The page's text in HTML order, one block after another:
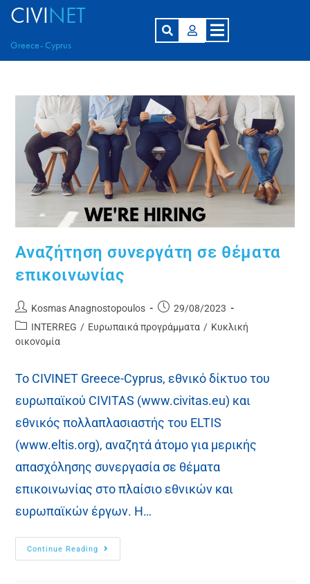
CIVINET
Greece- Cyprus
Αναζήτηση συνεργάτη σε θέματα
επικοινωνίας
Kosmas Anagnostopoulos
29/08/2023
INTERREG / Ευρωπαικά προγράμματα / Κυκλική
οικονομία
To CIVINET Greece-Cyprus, εθνικό δίκτυο του
ευρωπαϊκού CIVITAS (www.civitas.eu) και
εθνικός πολλαπλασιαστής του ELTIS
(www.eltis.org), αναζητά άτομο για μερικής
απασχόλησης συνεργασία σε θέματα
επικοινωνίας στο πλαίσιο εθνικών και
ευρωπαϊκών έργων. Η…
Continue Reading